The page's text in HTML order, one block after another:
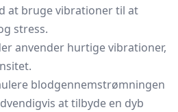
at bruge vibrationer til at
stress.
anvender hurtige vibrationer,
blodgennemstrømningen
at tilbyde en dyb